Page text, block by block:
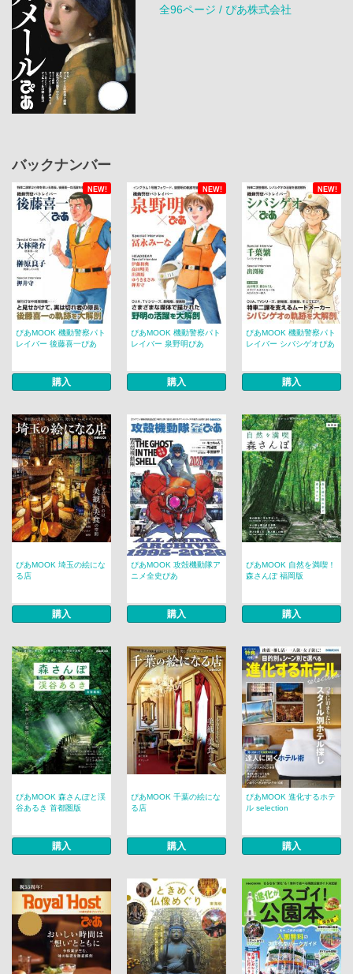
全96ページ / ぴあ株式会社
バックナンバー
NEW! NEW! NEW!
ぴあMOOK 機動警察パト
レイバー 後藤喜一ぴあ
購入
ぴあMOOK 機動警察パト
レイバー 泉野明ぴあ
購入
ぴあMOOK 機動警察パト
レイバー シバシゲオぴあ
購入
ぴあMOOK 埼玉の絵にな
る店
購入
ぴあMOOK 攻殻機動隊ア
ニメ全史ぴあ
購入
ぴあMOOK 自然を満喫！
森さんぽ 福岡版
購入
ぴあMOOK 森さんぽと渓
谷あるき 首都圏版
購入
ぴあMOOK 千葉の絵にな
る店
購入
ぴあMOOK 進化するホテ
ル selection
購入